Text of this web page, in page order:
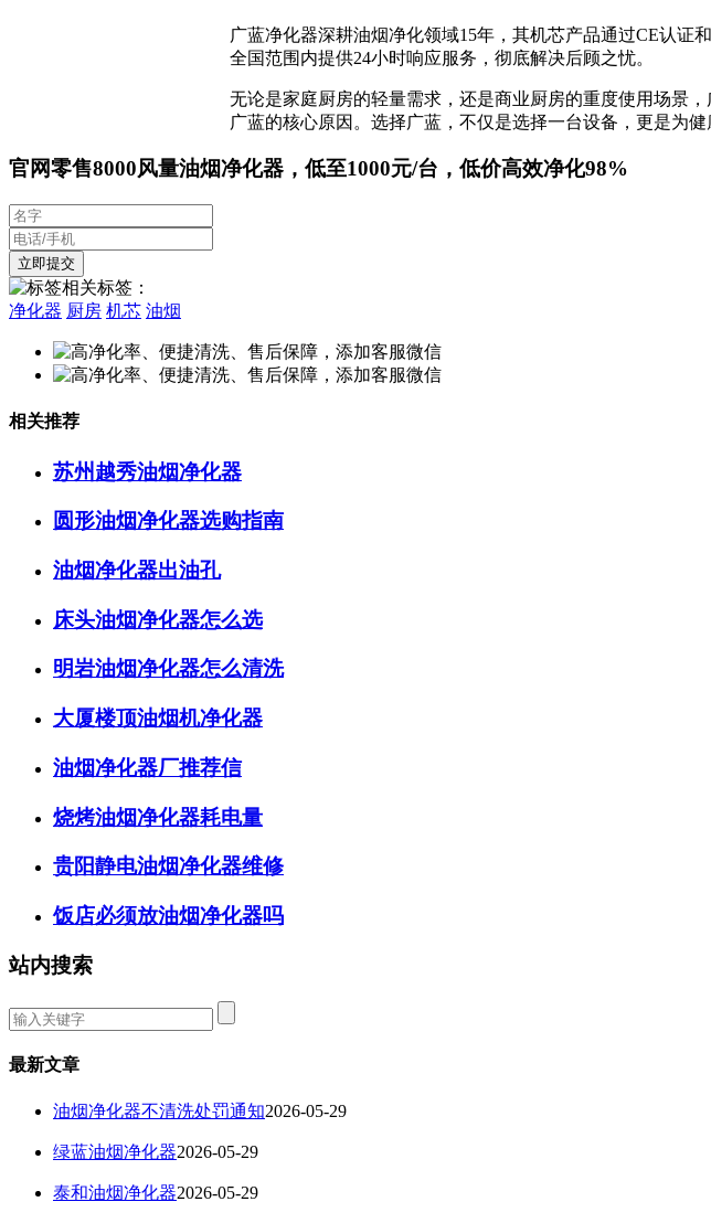
广蓝净化器深耕油烟净化领域15年，其机芯产品通过CE认证
全国范围内提供24小时响应服务，彻底解决后顾之忧。
无论是家庭厨房的轻量需求，还是商业厨房的重度使用场景
广蓝的核心原因。选择广蓝，不仅是选择一台设备，更是为健
官网零售8000风量油烟净化器，低至1000元/台，低价高效净化98%
相关标签：
净化器 厨房 机芯 油烟
相关推荐
苏州越秀油烟净化器
圆形油烟净化器选购指南
油烟净化器出油孔
床头油烟净化器怎么选
明岩油烟净化器怎么清洗
大厦楼顶油烟机净化器
油烟净化器厂推荐信
烧烤油烟净化器耗电量
贵阳静电油烟净化器维修
饭店必须放油烟净化器吗
站内搜索
最新文章
油烟净化器不清洗处罚通知2026-05-29
绿蓝油烟净化器2026-05-29
泰和油烟净化器2026-05-29